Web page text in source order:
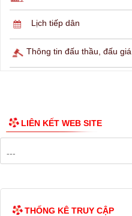
Lịch tiếp dân
Thông tin đấu thầu, đấu giá
LIÊN KẾT WEB SITE
THỐNG KÊ TRUY CẬP